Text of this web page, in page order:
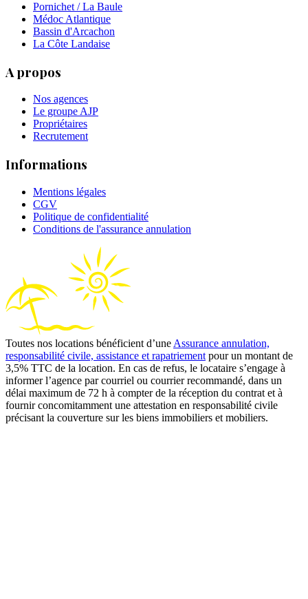
Pornichet / La Baule
Médoc Atlantique
Bassin d'Arcachon
La Côte Landaise
A propos
Nos agences
Le groupe AJP
Propriétaires
Recrutement
Informations
Mentions légales
CGV
Politique de confidentialité
Conditions de l'assurance annulation
Toutes nos locations bénéficient d’une Assurance annulation,
responsabilité civile, assistance et rapatriement pour un montant de
3,5% TTC de la location. En cas de refus, le locataire s’engage à
informer l’agence par courriel ou courrier recommandé, dans un
délai maximum de 72 h à compter de la réception du contrat et à
fournir concomitamment une attestation en responsabilité civile
précisant la couverture sur les biens immobiliers et mobiliers.